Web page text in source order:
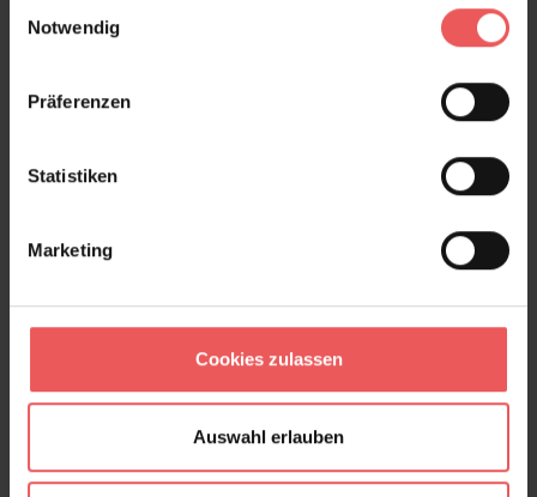
Notwendig
Präferenzen
Statistiken
Marketing
Cookies zulassen
Auswahl erlauben